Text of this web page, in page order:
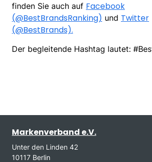
finden Sie auch auf Facebook
(@BestBrandsRanking) und Twitter
(@BestBrands).
Der begleitende Hashtag lautet:
Markenverband e.V.
Unter den Linden 42
10117 Berlin